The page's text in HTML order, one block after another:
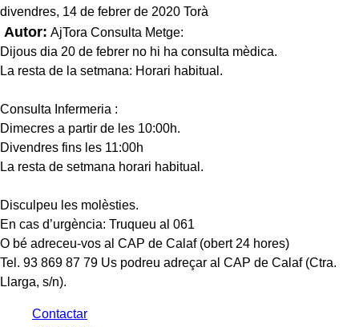
divendres, 14 de febrer de 2020 Torà
Autor: AjTora Consulta Metge:
Dijous dia 20 de febrer no hi ha consulta mèdica.
La resta de la setmana: Horari habitual.
Consulta Infermeria :
Dimecres a partir de les 10:00h.
Divendres fins les 11:00h
La resta de setmana horari habitual.
Disculpeu les molèsties.
En cas d’urgència: Truqueu al 061
O bé adreceu-vos al CAP de Calaf (obert 24 hores)
Tel. 93 869 87 79 Us podreu adreçar al CAP de Calaf (Ctra.
Llarga, s/n).
Contactar